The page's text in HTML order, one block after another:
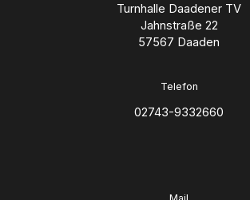
Turnhalle Daadener TV
Jahnstraße 22
57567 Daaden
Telefon
02743-9332660